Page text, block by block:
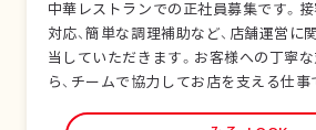
中華レストランでの正社員募集です。接
対応、簡単な調理補助など、店舗運営に
当していただきます。お客様への丁寧
ら、チームで協力してお店を支える仕